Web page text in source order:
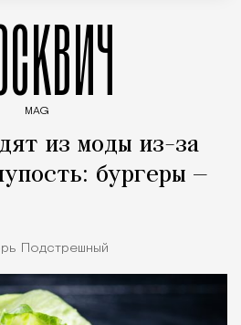
MAG
из моды из-за
бургеры —
Подстрешный